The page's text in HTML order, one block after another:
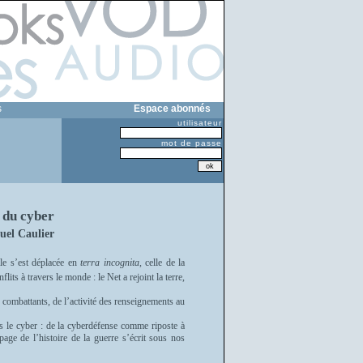
Espace abonnés
utilisateur
mot de passe
cyber
Caulier
s’est déplacée en terra incognita, celle de la
à travers le monde : le Net a rejoint la terre,
de l’activité des renseignements au
cyber : de la cyberdéfense comme riposte à
de l’histoire de la guerre s’écrit sous nos